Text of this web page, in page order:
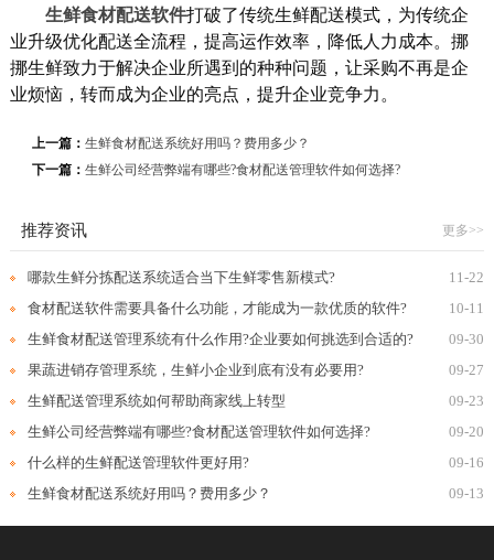
生鲜食材配送软件打破了传统生鲜配送模式，为传统企
业升级优化配送全流程，提高运作效率，降低人力成本。挪
挪生鲜致力于解决企业所遇到的种种问题，让采购不再是企
业烦恼，转而成为企业的亮点，提升企业竞争力。
上一篇： 生鲜食材配送系统好用吗？费用多少？
下一篇： 生鲜公司经营弊端有哪些?食材配送管理软件如何选择?
推荐资讯 更多>>
11-22
哪款生鲜分拣配送系统适合当下生鲜零售新模式?
10-11
食材配送软件需要具备什么功能，才能成为一款优质的软件?
09-30
生鲜食材配送管理系统有什么作用?企业要如何挑选到合适的?
09-27
果蔬进销存管理系统，生鲜小企业到底有没有必要用?
09-23
生鲜配送管理系统如何帮助商家线上转型
09-20
生鲜公司经营弊端有哪些?食材配送管理软件如何选择?
09-16
什么样的生鲜配送管理软件更好用?
09-13
生鲜食材配送系统好用吗？费用多少？